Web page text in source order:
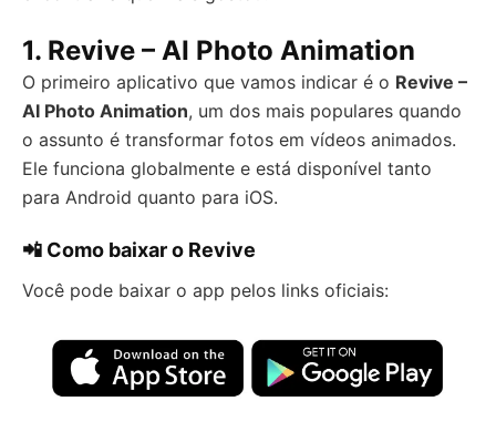
1. Revive – AI Photo Animation
O primeiro aplicativo que vamos indicar é o Revive –
AI Photo Animation, um dos mais populares quando
o assunto é transformar fotos em vídeos animados.
Ele funciona globalmente e está disponível tanto
para Android quanto para iOS.
📲 Como baixar o Revive
Você pode baixar o app pelos links oficiais: